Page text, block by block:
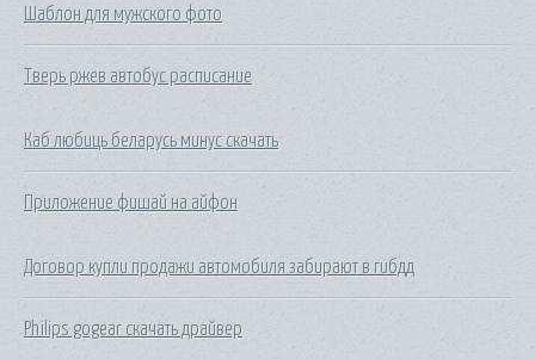
Шаблон для мужского фото
Тверь ржев автобус расписание
Каб любиць беларусь минус скачать
Приложение фишай на айфон
Договор купли продажи автомобиля забирают в гибдд
Philips gogear скачать драйвер